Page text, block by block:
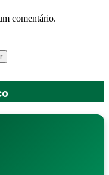
comentário.